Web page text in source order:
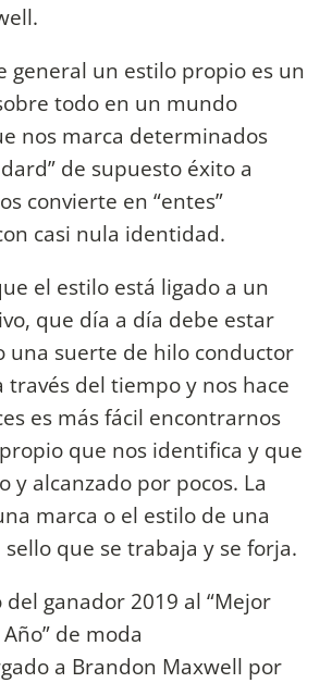
general un estilo propio es un
todo en un mundo
nos marca determinados
de supuesto éxito a
convierte en “entes”
casi nula identidad.
el estilo está ligado a un
que día a día debe estar
una suerte de hilo conductor
través del tiempo y nos hace
es más fácil encontrarnos
que nos identifica y que
y alcanzado por pocos. La
marca o el estilo de una
que se trabaja y se forja.
del ganador 2019 al “Mejor
de moda
a Brandon Maxwell por